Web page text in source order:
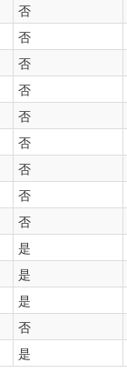
否
否
否
否
否
否
否
否
否
是
是
是
否
是